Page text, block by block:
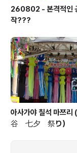
260802 - 본격적인
작???
아사가야 칠석 마쯔리
谷 七夕 祭り）